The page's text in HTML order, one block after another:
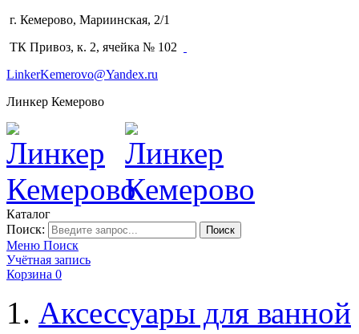
г. Кемерово, Мариинская, 2/1
ТК Привоз, к. 2, ячейка № 102
LinkerKemerovo@Yandex.ru
Линкер Кемерово
Каталог
Поиск:
Поиск
Меню Поиск
Учётная запись
Корзина 0
Аксессуары для ванной